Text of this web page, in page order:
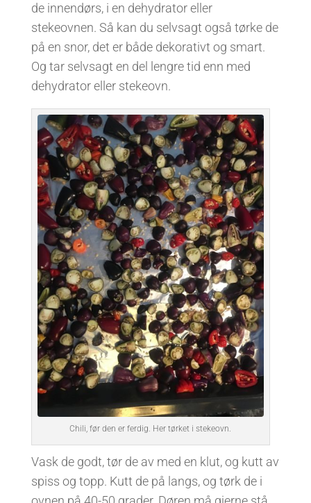
de innendørs, i en dehydrator eller
stekeovnen. Så kan du selvsagt også tørke de
på en snor, det er både dekorativt og smart.
Og tar selvsagt en del lengre tid enn med
dehydrator eller stekeovn.
Chili, før den er ferdig. Her tørket i stekeovn.
Vask de godt, tør de av med en klut, og kutt av
spiss og topp. Kutt de på langs, og tørk de i